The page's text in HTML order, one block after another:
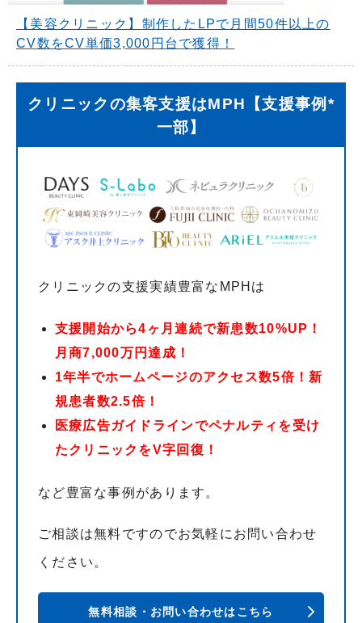
【美容クリニック】制作したLPで月間50件以上の
CV数をCV単価3,000円台で獲得！
クリニックの集客支援はMPH【支援事例*
一部】
クリニックの支援実績豊富なMPHは
支援開始から4ヶ月連続で新患数10%UP！
月商7,000万円達成！
1年半でホームページのアクセス数5倍！新
規患者数2.5倍！
医療広告ガイドラインでペナルティを受け
たクリニックをV字回復！
など豊富な事例があります。
ご相談は無料ですのでお気軽にお問い合わせ
ください。
無料相談・お問い合わせはこちら